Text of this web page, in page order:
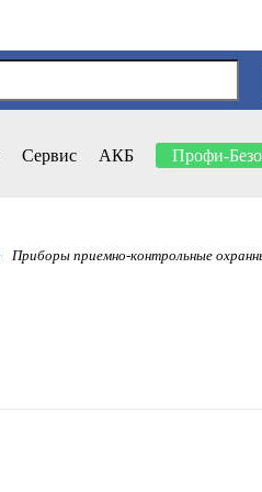
Сервис АКБ Профи-
Приборы приемно-контрольные